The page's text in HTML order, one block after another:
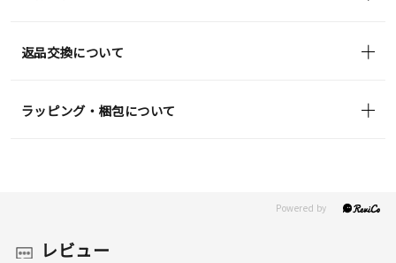
返品交換について
ラッピング・梱包について
レビュー